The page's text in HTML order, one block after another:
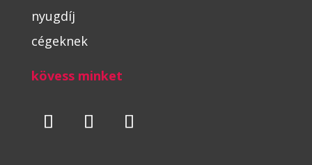
nyugdíj
cégeknek
kövess minket